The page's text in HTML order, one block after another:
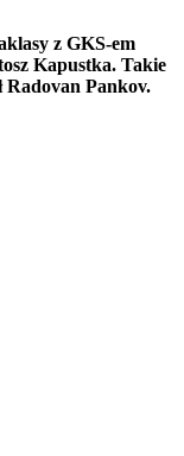
z GKS-em
Kapustka. Takie
Radovan Pankov.